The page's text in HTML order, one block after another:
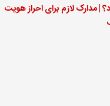
| مدارک لازم برای احراز هویت